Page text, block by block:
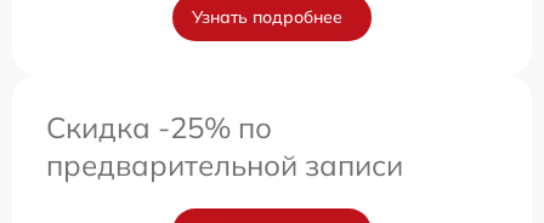
Узнать подробнее
Скидка -25% по
предварительной записи